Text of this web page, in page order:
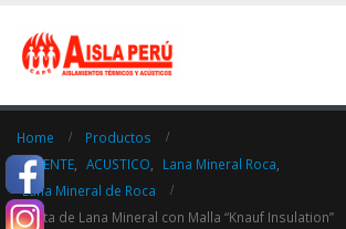
Home
Productos
CALIENTE
ACUSTICO Lana Mineral Roca
Lana Mineral de Roca
Manta de Lana Mineral con Malla “Knauf Insulation”